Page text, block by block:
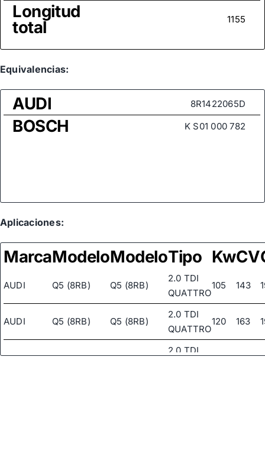
Longitud
total 1155
Equivalencias:
AUDI 8R1422065D
BOSCH K S01 000 782
Aplicaciones:
MarcaModeloModeloTipo KwCV
AUDI Q5 (8RB) Q5 (8RB)
2.0 TDI
QUATTRO
105 143
AUDI Q5 (8RB) Q5 (8RB)
2.0 TDI
QUATTRO
120 163
AUDI Q5 (8RB) Q5 (8RB)
2.0 TDI
125 170